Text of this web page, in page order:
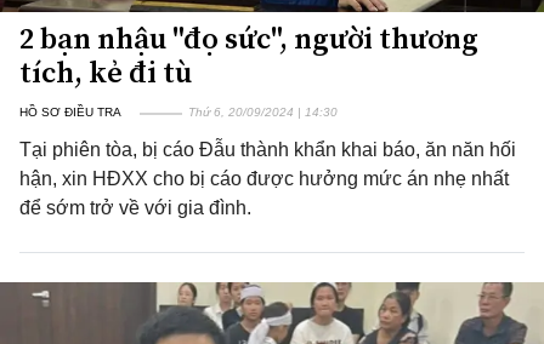
2 bạn nhậu "đọ sức", người thương
tích, kẻ đi tù
HỒ SƠ ĐIỀU TRA Thứ 6, 20/09/2024 | 14:30
Tại phiên tòa, bị cáo Đẫu thành khẩn khai báo, ăn năn hối
hận, xin HĐXX cho bị cáo được hưởng mức án nhẹ nhất
để sớm trở về với gia đình.